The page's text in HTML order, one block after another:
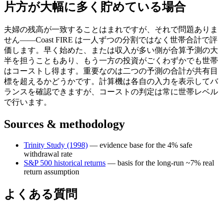
片方が大幅に多く貯めている場合
夫婦の残高が一致することはまれですが、それで問題ありま
せん——Coast FIRE は一人ずつの分割ではなく世帯合計で評
価します。早く始めた、または収入が多い側が合算予測の大
半を担うこともあり、もう一方の投資がごくわずかでも世帯
はコーストし得ます。重要なのは二つの予測の合計が共有目
標を超えるかどうかです。計算機は各自の入力を表示してバ
ランスを確認できますが、コーストの判定は常に世帯レベル
で行います。
Sources & methodology
Trinity Study (1998) — evidence base for the 4% safe
withdrawal rate
S&P 500 historical returns — basis for the long-run ~7% real
return assumption
よくある質問